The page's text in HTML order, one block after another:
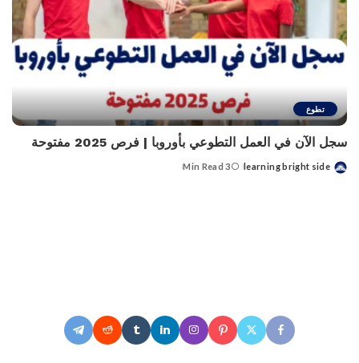
تطوع
سجل الآن في العمل التطوعي بأوروبا | فرص 2025 مفتوحة
Posted
learning bright side
3 Min Read